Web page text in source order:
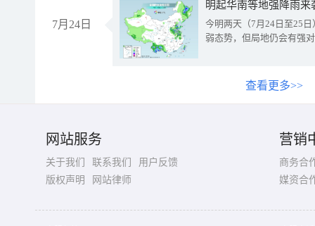
7月24日
明起华南等地强降雨
今明两天（7月24日至25
弱态势，但局地仍会有强
查看更多>>
网站服务
关于我们 联系我们
用户反馈
版权声明
网站律师
营销
商务合
媒资合